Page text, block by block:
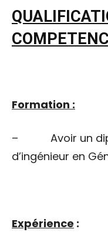
Formation :
– Avoir un
d’ingénieur en
Expérience :